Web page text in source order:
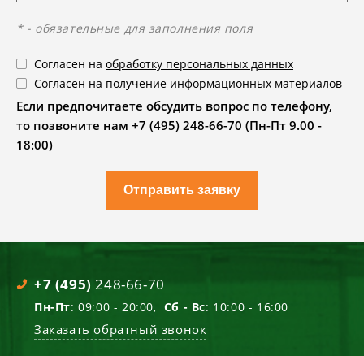
* - обязательные для заполнения поля
Согласен на обработку персональных данных
Согласен на получение информационных материалов
Если предпочитаете обсудить вопрос по телефону,
то позвоните нам +7 (495) 248-66-70 (Пн-Пт 9.00 -
18:00)
Отправить заявку
+7 (495) 248-66-70
Пн-Пт: 09:00 - 20:00, Сб - Вс: 10:00 - 16:00
Заказать обратный звонок